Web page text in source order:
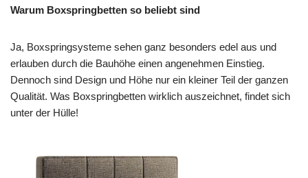
Warum Boxspringbetten so beliebt sind
Ja, Boxspringsysteme sehen ganz besonders edel aus und
erlauben durch die Bauhöhe einen angenehmen Einstieg.
Dennoch sind Design und Höhe nur ein kleiner Teil der ganzen
Qualität. Was Boxspringbetten wirklich auszeichnet, findet sich
unter der Hülle!